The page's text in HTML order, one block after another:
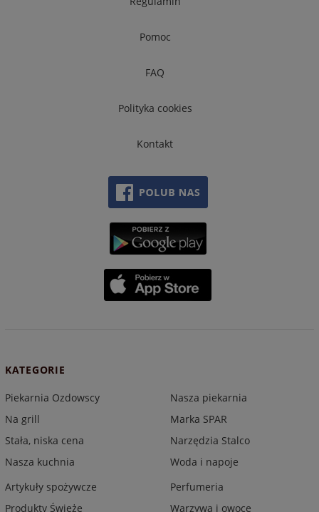
Pomoc
FAQ
Polityka cookies
Kontakt
KATEGORIE
Piekarnia Ozdowscy
Na grill
Stała, niska cena
Nasza kuchnia
Nasza piekarnia
Marka SPAR
Narzędzia Stalco
Woda i napoje
Artykuły spożywcze
Produkty Świeże
Perfumeria
Warzywa i owoce